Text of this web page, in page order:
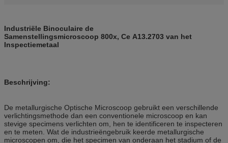
Industriële Binoculaire de
Samenstellingsmicroscoop 800x, Ce A13.2703 van het
Inspectiemetaal
Beschrijving:
De metallurgische Optische Microscoop gebruikt een verschillende
verlichtingsmethode dan een conventionele microscoop en kan
stevige specimens verlichten om, hen te identificeren te inspecteren
en te meten. Wat de industrieëngebruik keerde metallurgische
microscopen om, die het specimen van onderaan het stadium of de